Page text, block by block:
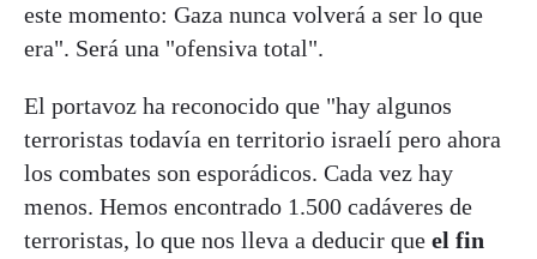
este momento: Gaza nunca volverá a ser lo que
era". Será una "ofensiva total".
El portavoz ha reconocido que "hay algunos
terroristas todavía en territorio israelí pero ahora
los combates son esporádicos. Cada vez hay
menos. Hemos encontrado 1.500 cadáveres de
terroristas, lo que nos lleva a deducir que el fin